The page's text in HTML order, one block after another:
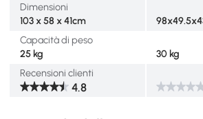
Dimensioni
103 x 58 x 41cm
Capacità di peso
25 kg
30 kg
Recensioni clienti
4.8